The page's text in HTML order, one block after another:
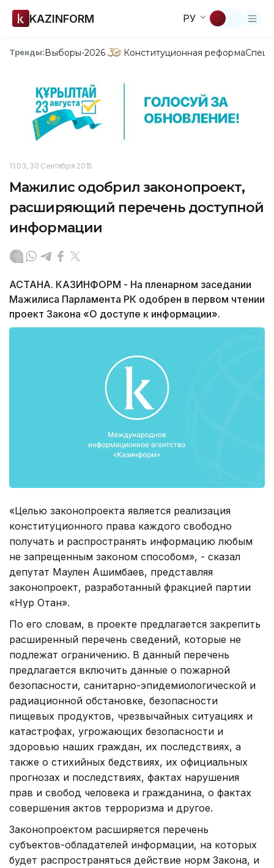
KAZINFORM РУ
Тренды:Выборы-2026 Конституционная реформа
11:03, 30 Сентября 2015
Мажилис одобрил законопроект,
расширяющий перечень доступной
информации
АСТАНА. КАЗИНФОРМ - На пленарном заседании
Мажилиса Парламента РК одобрен в первом чтении
проект Закона «О доступе к информации».
«Целью законопроекта является реализация
конституционного права каждого свободно
получать и распространять информацию любым
не запрещенным законом способом», - сказал
депутат Маулен Ашимбаев, представляя
законопроект, разработанный фракцией партии
«Нур Отан».
По его словам, в проекте предлагается закрепить
расширенный перечень сведений, которые не
подлежат ограничению. В данный перечень
предлагается включить данные о пожарной
безопасности, санитарно-эпидемиологической и
радиационной обстановке, безопасности
пищевых продуктов, чрезвычайных ситуациях и
катастрофах, угрожающих безопасности и
здоровью наших граждан, их последствиях, а
также о стихийных бедствиях, их официальных
прогнозах и последствиях, фактах нарушения
прав и свобод человека и гражданина, о фактах
совершения актов терроризма и другое.
Законопроектом расширяется перечень
субъектов-обладателей информации, на которых
будет распространяться действие норм Закона, и